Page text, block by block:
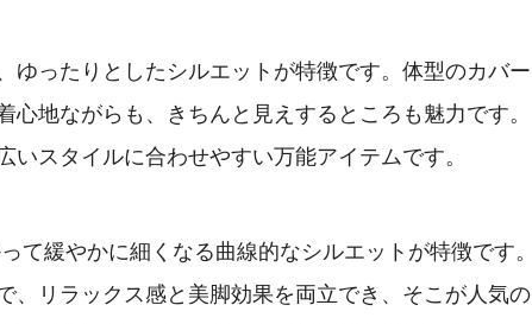
ゆったりとしたシルエットが特徴です。体型のカバー
地ながらも、きちんと見えするところも魅力です。
いスタイルに合わせやすい万能アイテムです。
て緩やかに細くなる曲線的なシルエットが特徴です。
、リラックス感と美脚効果を両立でき、そこが人気の